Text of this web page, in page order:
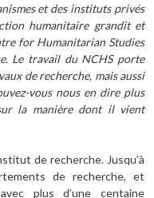
et des instituts privés
humanitaire grandit et
for Humanitarian Studies
Le travail du NCHS porte
de recherche, mais aussi
vous nous en dire plus
la manière dont il vient
de recherche. Jusqu’à
de recherche, et
plus d’une centaine